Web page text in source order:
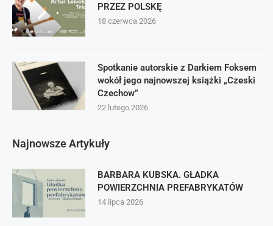
PRZEZ POLSKĘ
18 czerwca 2026
Spotkanie autorskie z Darkiem Foksem
wokół jego najnowszej książki „Czeski
Czechow”
22 lutego 2026
Najnowsze Artykuły
BARBARA KUBSKA. GŁADKA
POWIERZCHNIA PREFABRYKATÓW
14 lipca 2026